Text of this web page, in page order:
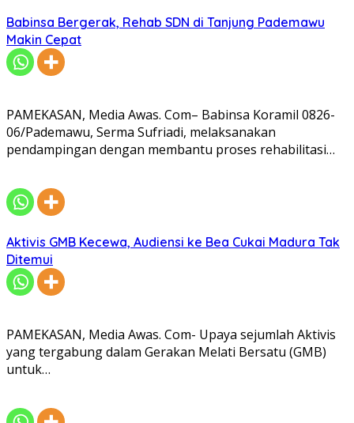
Babinsa Bergerak, Rehab SDN di Tanjung Pademawu
Makin Cepat
PAMEKASAN, Media Awas. Com– Babinsa Koramil 0826-
06/Pademawu, Serma Sufriadi, melaksanakan
pendampingan dengan membantu proses rehabilitasi…
Aktivis GMB Kecewa, Audiensi ke Bea Cukai Madura Tak
Ditemui
PAMEKASAN, Media Awas. Com- Upaya sejumlah Aktivis
yang tergabung dalam Gerakan Melati Bersatu (GMB)
untuk…